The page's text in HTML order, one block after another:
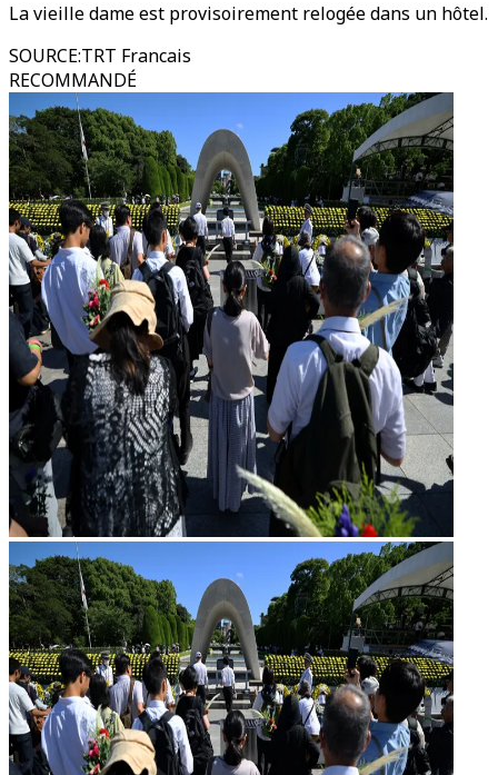
La vieille dame est provisoirement relogée dans un hôtel.
SOURCE:TRT Francais
RECOMMANDÉ